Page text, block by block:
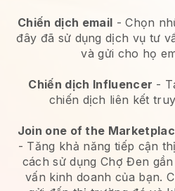
Chiến dịch email -Chọn
đây đã sử dụng dịch vụ tư
và gửi cho họ
Chiến dịch Influencer -
chiến dịch liên kết
Join one of the
- Tăng khả năng tiếp cận
cách sử dụng Chợ Đen
vấn kinh doanh của bạn.